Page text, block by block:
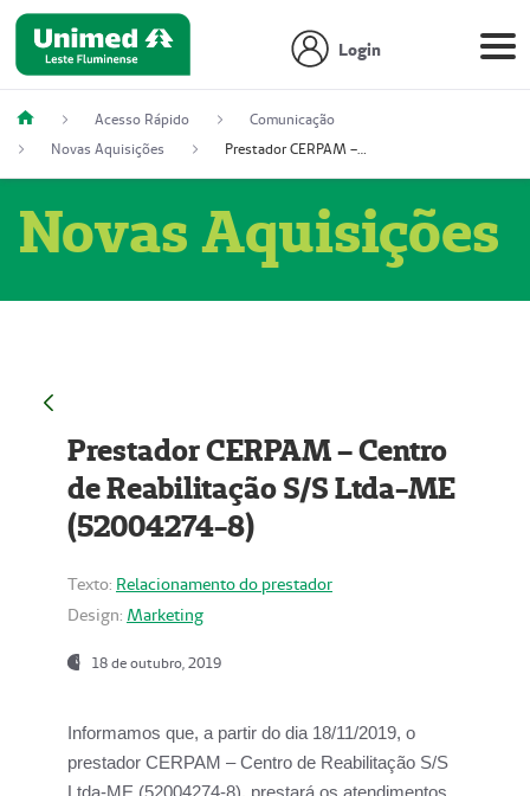
Login
Acesso Rápido
Comunicação
Novas Aquisições
Prestador CERPAM – Centro de Reabilitação S/S Ltda-ME (52004274-8)
Novas Aquisições
Prestador CERPAM – Centro
de Reabilitação S/S Ltda-ME
(52004274-8)
Texto: Relacionamento do prestador
Design: Marketing
18 de outubro, 2019
Informamos que, a partir do dia 18/11/2019, o
prestador CERPAM – Centro de Reabilitação S/S